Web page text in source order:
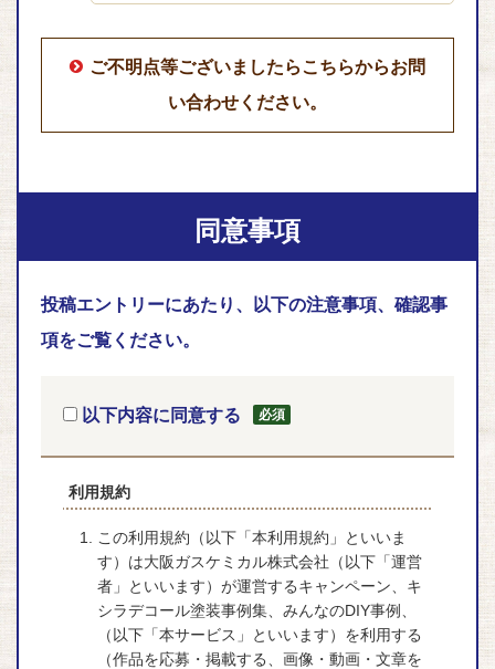
ご不明点等ございましたらこちらからお問
い合わせください。
同意事項
投稿エントリーにあたり、以下の注意事項、確認事
項をご覧ください。
以下内容に同意する
利用規約
この利用規約（以下「本利用規約」といいま
す）は大阪ガスケミカル株式会社（以下「運営
者」といいます）が運営するキャンペーン、キ
シラデコール塗装事例集、みんなのDIY事例、
（以下「本サービス」といいます）を利用する
（作品を応募・掲載する、画像・動画・文章を